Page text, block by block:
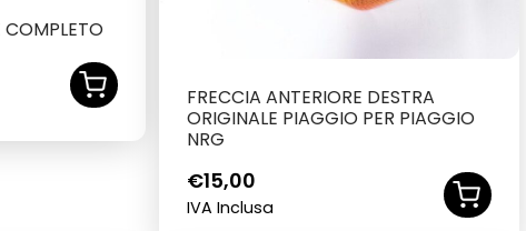
COMPLETO
FRECCIA ANTERIORE DESTRA
ORIGINALE PIAGGIO PER PIAGGIO
NRG
€15,00
IVA Inclusa